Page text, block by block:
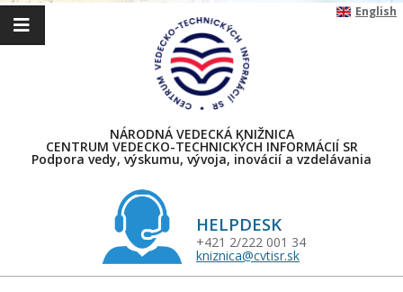
Skip
English
NÁRODNÁ VEDECKÁ KNIŽNICA
CENTRUM VEDECKO-TECHNICKÝCH INFORMÁCIÍ SR
Podpora vedy, výskumu, vývoja, inovácií a vzdelávania
HELPDESK
+421 2/222 001 34
kniznica@cvtisr.sk